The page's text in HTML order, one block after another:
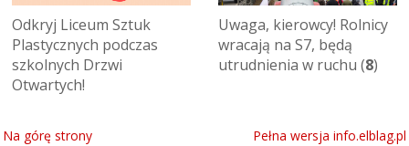
Odkryj Liceum Sztuk
Plastycznych podczas
szkolnych Drzwi
Otwartych!
Uwaga, kierowcy! Rolnicy
wracają na S7, będą
utrudnienia w ruchu (8)
Na górę strony Pełna wersja info.elblag.pl